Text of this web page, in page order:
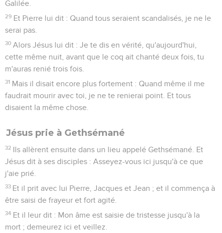
lui dit : Toi aussi, tu étais avec Jésus de Nazareth.
68 Mais il le nia, et dit : Je ne le connais point, et je ne sais ce
que tu dis. Puis il sortit dans le vestibule, et le coq chanta.
69 Et cette servante l'ayant encore vu, se mit à dire à ceux
qui étaient présents : Cet homme est de ces gens-là.
70 Mais il le nia encore. Et un peu après, ceux qui étaient
présents dirent à Pierre : Tu es assurément de ces gens-là,
car tu es Galiléen et ton langage est semblable au leur.
71 Alors il commença à faire des imprécations et à jurer, en
72 Et le coq chanta pour la seconde fois ; et Pierre se
ressouvint de la parole que Jésus lui avait dite : Avant que le
coq ait chanté deux fois, tu m'auras renié trois fois. Et étant
sorti promptement, il pleura.
Marc